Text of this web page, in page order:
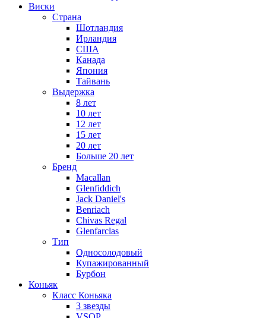
Виски
Страна
Шотландия
Ирландия
США
Канада
Япония
Тайвань
Выдержка
8 лет
10 лет
12 лет
15 лет
20 лет
Больше 20 лет
Бренд
Macallan
Glenfiddich
Jack Daniel's
Benriach
Chivas Regal
Glenfarclas
Тип
Односолодовый
Купажированный
Бурбон
Коньяк
Класс Коньяка
3 звезды